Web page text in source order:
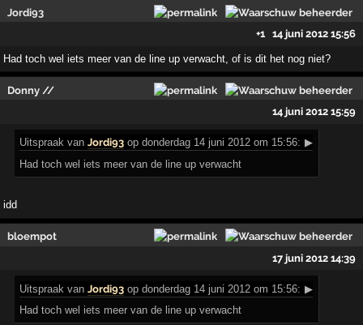
Jordi93
+1
14 juni 2012 15:56
Had toch wel iets meer van de line up verwacht, of is dit het nog niet?
Donny //
14 juni 2012 15:59
Uitspraak vanJordi93 op donderdag 14 juni 2012 om 15:56: ▶
Had toch wel iets meer van de line up verwacht
idd
bloempot
17 juni 2012 14:39
Uitspraak vanJordi93 op donderdag 14 juni 2012 om 15:56: ▶
Had toch wel iets meer van de line up verwacht